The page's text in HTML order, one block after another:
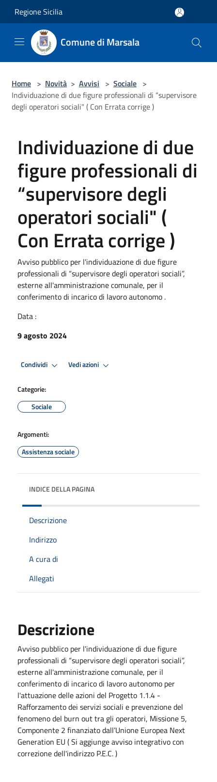
Regione Sicilia
Comune di Marsala
Home > Novità > Avvisi > Sociale >
Individuazione di due figure professionali di “supervisore
degli operatori sociali" ( Con Errata corrige )
Individuazione di due
figure professionali di
“supervisore degli
operatori sociali" (
Con Errata corrige )
Avviso pubblico per l'individuazione di due figure
professionali di “supervisore degli operatori sociali”,
esterne all'amministrazione comunale, per il
conferimento di incarico di lavoro autonomo .
Data :
9 agosto 2024
Condividi Vedi azioni
Categorie:
Sociale
Argomenti:
Assistenza sociale
INDICE DELLA PAGINA
Descrizione
Indirizzo
A cura di
Allegati
Descrizione
Avviso pubblico per l'individuazione di due figure
professionali di “supervisore degli operatori sociali”,
esterne all'amministrazione comunale, per il
conferimento di incarico di lavoro autonomo per
l'attuazione delle azioni del Progetto 1.1.4 -
Rafforzamento dei servizi sociali e prevenzione del
fenomeno del burn out tra gli operatori, Missione 5,
Componente 2 finanziato dall’Unione Europea Next
Generation EU ( Si aggiunge avviso integrativo con
correzione dell'indirizzo P.E.C. )